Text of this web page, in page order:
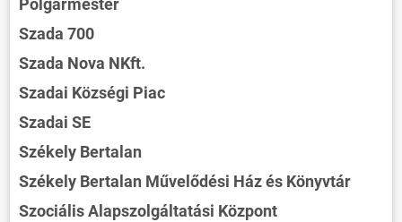
Polgármester
Szada 700
Szada Nova NKft.
Szadai Községi Piac
Szadai SE
Székely Bertalan
Székely Bertalan Művelődési Ház és Könyvtár
Szociális Alapszolgáltatási Központ